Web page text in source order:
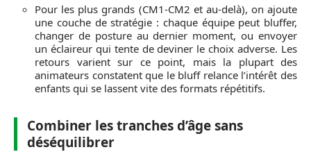
Pour les plus grands (CM1-CM2 et au-delà), on ajoute
une couche de stratégie : chaque équipe peut bluffer,
changer de posture au dernier moment, ou envoyer
un éclaireur qui tente de deviner le choix adverse. Les
retours varient sur ce point, mais la plupart des
animateurs constatent que le bluff relance l’intérêt des
enfants qui se lassent vite des formats répétitifs.
Combiner les tranches d’âge sans
déséquilibrer